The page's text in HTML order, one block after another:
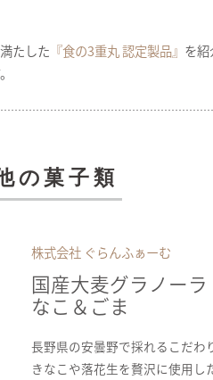
たした 『食の3重丸 認定製品』 を紹
の菓子類
株式会社 ぐらんふぁーむ
国産大麦グラノー
なこ＆ごま
長野県の安曇野で採れるこだわ
きなこや落花生を贅沢に使用し